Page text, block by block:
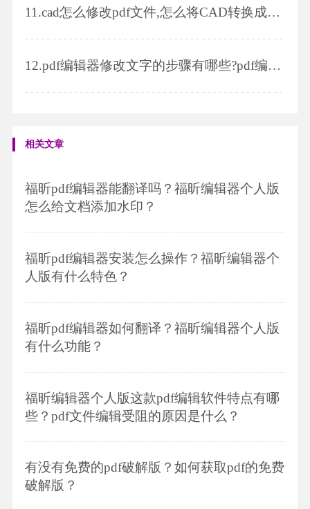
11.cad怎么修改pdf文件,怎么将CAD转换成PDF格式
12.pdf编辑器修改文字的步骤有哪些?pdf编辑器修改文件图片的步骤有哪些?
相关文章
福昕pdf编辑器能翻译吗？福昕编辑器个人版
怎么给文档添加水印？
福昕pdf编辑器安装怎么操作？福昕编辑器个
人版有什么特色？
福昕pdf编辑器如何翻译？福昕编辑器个人版
有什么功能？
福昕编辑器个人版这款pdf编辑软件特点有哪
些？pdf文件编辑受阻的原因是什么？
有没有免费的pdf破解版？如何获取pdf的免费
破解版？